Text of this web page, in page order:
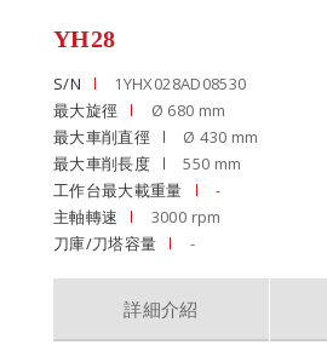
YH28
S/N
1YHX028AD08530
最大旋徑
Ø 680 mm
最大車削直徑
Ø 430 mm
最大車削長度
550 mm
工作台最大載重量
-
主軸轉速
3000 rpm
刀庫/刀塔容量
-
詳細介紹